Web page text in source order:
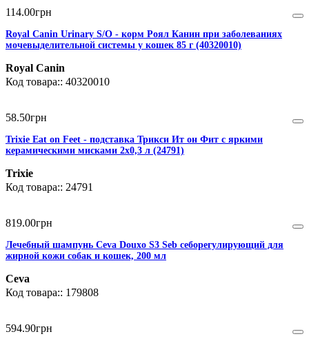
114.00грн
Royal Canin Urinary S/O - корм Роял Канин при заболеваниях
мочевыделительной системы у кошек 85 г (40320010)
Royal Canin
40320010
58.50грн
Trixie Eat on Feet - подставка Трикси Ит он Фит с яркими
керамическими мисками 2х0,3 л (24791)
Trixie
24791
819.00грн
Лечебный шампунь Ceva Douxo S3 Seb себорегулирующий для
жирной кожи собак и кошек, 200 мл
Ceva
179808
594.90грн